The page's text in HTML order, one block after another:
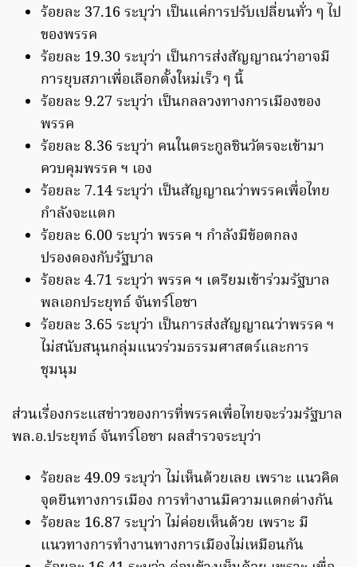
ร้อยละ 37.16 ระบุว่า เป็นแค่การปรับเปลี่ยนทั่ว ๆ ไป
ของพรรค
ร้อยละ 19.30 ระบุว่า เป็นการส่งสัญญาณว่าอาจมี
การยุบสภาเพื่อเลือกตั้งใหม่เร็ว ๆ นี้
ร้อยละ 9.27 ระบุว่า เป็นกลลวงทางการเมืองของ
พรรค
ร้อยละ 8.36 ระบุว่า คนในตระกูลชินวัตรจะเข้ามา
ควบคุมพรรค ฯ เอง
ร้อยละ 7.14 ระบุว่า เป็นสัญญาณว่าพรรคเพื่อไทย
กำลังจะแตก
ร้อยละ 6.00 ระบุว่า พรรค ฯ กำลังมีข้อตกลง
ปรองดองกับรัฐบาล
ร้อยละ 4.71 ระบุว่า พรรค ฯ เตรียมเข้าร่วมรัฐบาล
พลเอกประยุทธ์ จันทร์โอชา
ร้อยละ 3.65 ระบุว่า เป็นการส่งสัญญาณว่าพรรค ฯ
ไม่สนับสนุนกลุ่มแนวร่วมธรรมศาสตร์และการ
ชุมนุม
ส่วนเรื่องกระแสข่าวของการที่พรรคเพื่อไทยจะร่วมรัฐบาล
พล.อ.ประยุทธ์ จันทร์โอชา ผลสำรวจระบุว่า
ร้อยละ 49.09 ระบุว่า ไม่เห็นด้วยเลย เพราะ แนวคิด
จุดยืนทางการเมือง การทำงานมีความแตกต่างกัน
ร้อยละ 16.87 ระบุว่า ไม่ค่อยเห็นด้วย เพราะ มี
แนวทางการทำงานทางการเมืองไม่เหมือนกัน